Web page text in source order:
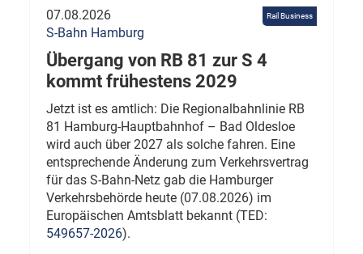
Rail Business
07.08.2026
S-Bahn Hamburg
Übergang von RB 81 zur S 4
kommt frühestens 2029
Jetzt ist es amtlich: Die Regionalbahnlinie RB
81 Hamburg-Hauptbahnhof – Bad Oldesloe
wird auch über 2027 als solche fahren. Eine
entsprechende Änderung zum Verkehrsvertrag
für das S-Bahn-Netz gab die Hamburger
Verkehrsbehörde heute (07.08.2026) im
Europäischen Amtsblatt bekannt (TED:
549657-2026).